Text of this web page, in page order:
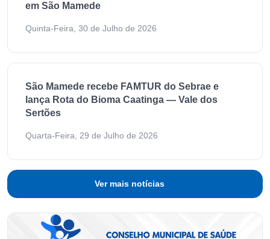
em São Mamede
Quinta-Feira, 30 de Julho de 2026
São Mamede recebe FAMTUR do Sebrae e
lança Rota do Bioma Caatinga — Vale dos
Sertões
Quarta-Feira, 29 de Julho de 2026
Ver mais notícias